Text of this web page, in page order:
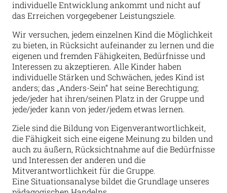
individuelle Entwicklung ankommt und nicht auf
das Erreichen vorgegebener Leistungsziele.
Wir versuchen, jedem einzelnen Kind die Möglichkeit
zu bieten, in Rücksicht aufeinander zu lernen und die
eigenen und fremden Fähigkeiten, Bedürfnisse und
Interessen zu akzeptieren. Alle Kinder haben
individuelle Stärken und Schwächen, jedes Kind ist
anders; das „Anders-Sein“ hat seine Berechtigung;
jede/jeder hat ihren/seinen Platz in der Gruppe und
jede/jeder kann von jeder/jedem etwas lernen.
Ziele sind die Bildung von Eigenverantwortlichkeit,
die Fähigkeit sich eine eigene Meinung zu bilden und
auch zu äußern, Rücksichtnahme auf die Bedürfnisse
und Interessen der anderen und die
Mitverantwortlichkeit für die Gruppe.
Eine Situationsanalyse bildet die Grundlage unseres